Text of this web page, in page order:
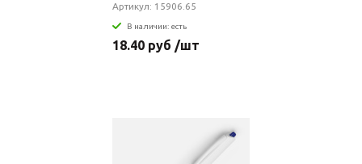
Артикул: 15906.65
В наличии: есть
18.40 руб /шт